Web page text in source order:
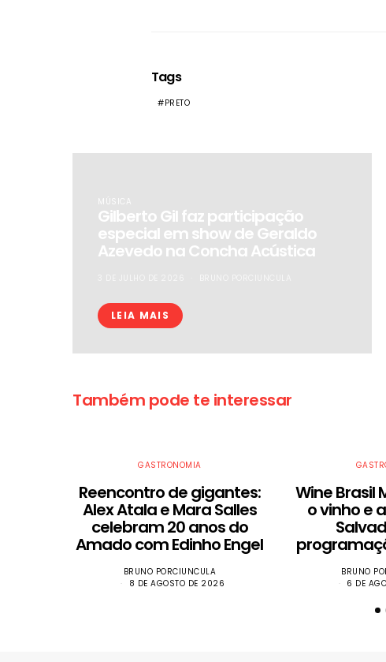
Tags
PRETO
MÚSICA
Gilberto Gil faz participação
especial em show de Geraldo
Azevedo na Concha Acústica
LEIA MAIS
Também pode te interessar
GASTRONOMIA
Reencontro de gigantes:
Alex Atala e Mara Salles
celebram 20 anos do
Amado com Edinho Engel
BRUNO PORCIUNCULA
8 DE AGOSTO DE 2026
Wine Brasil
o vinho e
BRUNO
6 DE